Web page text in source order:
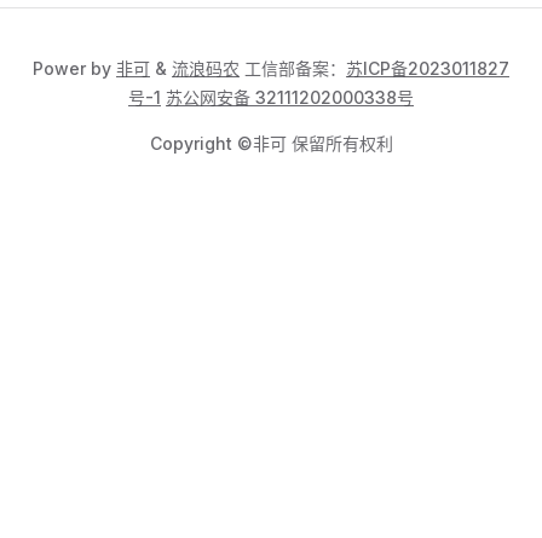
Power by 非可 & 流浪码农 工信部备案： 苏ICP备2023011827
号-1 苏公网安备 32111202000338号
Copyright ©非可 保留所有权利